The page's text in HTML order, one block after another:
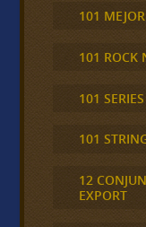
101
101 ROCK
101 SERIES
101
12
EXPORT